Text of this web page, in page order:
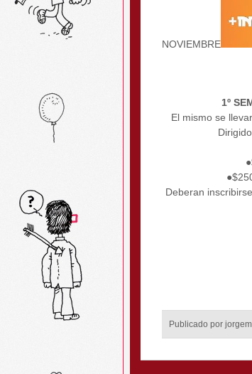
NOVIEMBRE
1º
El mismo se
Deberan
Publicado por